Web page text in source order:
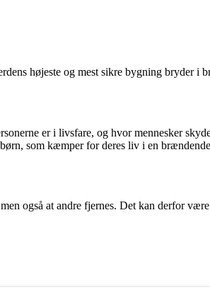
højeste og mest sikre bygning bryder i
er i livsfare, og hvor mennesker
som kæmper for deres liv i en
også at andre fjernes. Det kan derfor